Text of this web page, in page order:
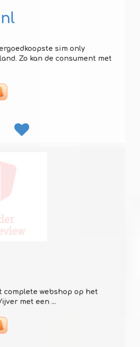
sim only
Zo kan de consument met
complete webshop op het
met een ...